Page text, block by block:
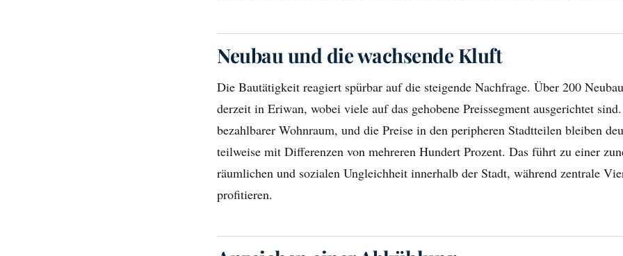
Neubau und die wachsende Kluft
Die Bautätigkeit reagiert spürbar auf die steigende Nachfrage. Über 200
derzeit in Eriwan, wobei viele auf das gehobene Preissegment ausgerichtet
bezahlbarer Wohnraum, und die Preise in den peripheren Stadtteilen bleiben
teilweise mit Differenzen von mehreren Hundert Prozent. Das führt zu einer
räumlichen und sozialen Ungleichheit innerhalb der Stadt, während zentrale
profitieren.